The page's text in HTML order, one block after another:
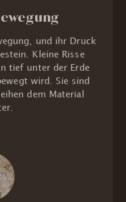
und ihr Druck
Kleine Risse
tief unter der Erde
wird. Sie sind
dem Material